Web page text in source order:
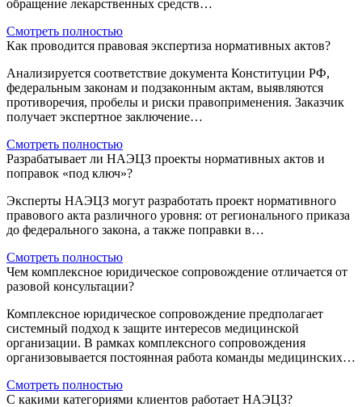
обращение лекарственных средств…
Смотреть полностью
Как проводится правовая экспертиза нормативных актов?
Анализируется соответствие документа Конституции РФ,
федеральным законам и подзаконным актам, выявляются
противоречия, пробелы и риски правоприменения. Заказчик
получает экспертное заключение…
Смотреть полностью
Разрабатывает ли НАЭЦЗ проекты нормативных актов и
поправок «под ключ»?
Эксперты НАЭЦЗ могут разработать проект нормативного
правового акта различного уровня: от регионального приказа
до федерального закона, а также поправки в…
Смотреть полностью
Чем комплексное юридическое сопровождение отличается от
разовой консультации?
Комплексное юридическое сопровождение предполагает
системный подход к защите интересов медицинской
организации. В рамках комплексного сопровождения
организовывается постоянная работа команды медицинских…
Смотреть полностью
С какими категориями клиентов работает НАЭЦЗ?